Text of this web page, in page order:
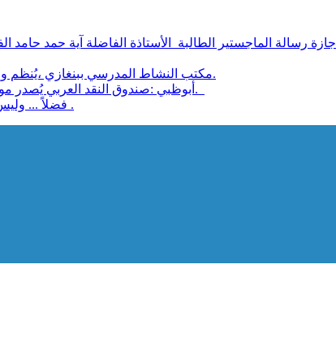
مكتب النشاط المدرسي ببنغازي ،يُنظم ورشة عمل بعنوان:الأثار التي يحدثها الإعلام على ثقافة الطفل والأسرة.
أبوظبي :صندوق النقد العربي يُصدر موجز، سياسات تحديات وخيارات تمويل البنية التحتية في الدول العربية.
فضلاً ... وليس أمراً: قُم بالتدابير الوقائية للتصدي لوباء كورونا الفتاك بحياة الإنسان .